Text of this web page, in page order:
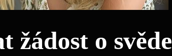
žádost o